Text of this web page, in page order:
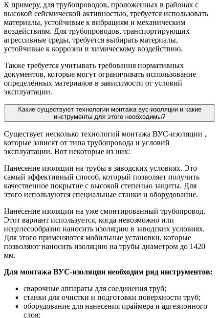
К примеру, для трубопроводов, проложенных в районах с
высокой сейсмической активностью, требуется использовать
материалы, устойчивые к вибрациям и механическим
воздействиям. Для трубопроводов, транспортирующих
агрессивные среды, требуется выбирать материалы,
устойчивые к коррозии и химическому воздействию.
Также требуется учитывать требования нормативных
документов, которые могут ограничивать использование
определённых материалов в зависимости от условий
эксплуатации.
Какие существуют технологии монтажа вус-изоляции и какие
инструменты для этого необходимы?
Существует несколько технологий монтажа ВУС-изоляции ,
которые зависят от типа трубопровода и условий
эксплуатации. Вот некоторые из них:
Нанесение изоляции на трубы в заводских условиях. Это
самый эффективный способ, который позволяет получить
качественное покрытие с высокой степенью защиты. Для
этого используются специальные станки и оборудование.
Нанесение изоляции на уже смонтированный трубопровод.
Этот вариант используется, когда невозможно или
нецелесообразно наносить изоляцию в заводских условиях.
Для этого применяются мобильные установки, которые
позволяют наносить изоляцию на трубы диаметром до 1420
мм.
Для монтажа ВУС-изоляции необходим ряд инструментов:
сварочные аппараты для соединения труб;
станки для очистки и подготовки поверхности труб;
оборудование для нанесения праймера и адгезионного
слоя;